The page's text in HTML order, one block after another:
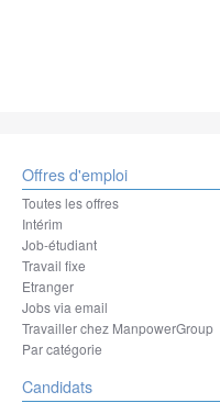
Offres d'emploi
Toutes les offres
Intérim
Job-étudiant
Travail fixe
Etranger
Jobs via email
Travailler chez ManpowerGroup
Par catégorie
Candidats